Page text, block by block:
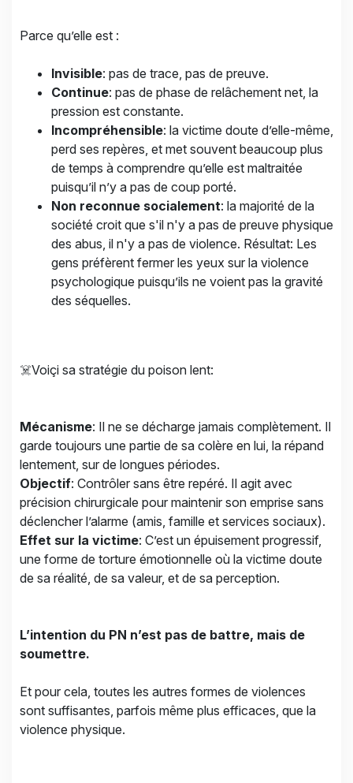
Parce qu’elle est :
Invisible: pas de trace, pas de preuve.
Continue: pas de phase de relâchement net, la
pression est constante.
Incompréhensible: la victime doute d’elle-même,
perd ses repères, et met souvent beaucoup plus
de temps à comprendre qu’elle est maltraitée
puisqu’il n’y a pas de coup porté.
Non reconnue socialement: la majorité de la
société croit que s'il n'y a pas de preuve physique
des abus, il n'y a pas de violence. Résultat: Les
gens préfèrent fermer les yeux sur la violence
psychologique puisqu’ils ne voient pas la gravité
des séquelles.
☠️Voiçi sa stratégie du poison lent:
Mécanisme: Il ne se décharge jamais complètement. Il
garde toujours une partie de sa colère en lui, la répand
lentement, sur de longues périodes.
Objectif: Contrôler sans être repéré. Il agit avec
précision chirurgicale pour maintenir son emprise sans
déclencher l’alarme (amis, famille et services sociaux).
Effet sur la victime: C’est un épuisement progressif,
une forme de torture émotionnelle où la victime doute
de sa réalité, de sa valeur, et de sa perception.
L’intention du PN n’est pas de battre, mais de
soumettre.
Et pour cela, toutes les autres formes de violences
sont suffisantes, parfois même plus efficaces, que la
violence physique.